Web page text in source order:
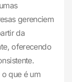
gerenciem
da
oferecendo
que é um